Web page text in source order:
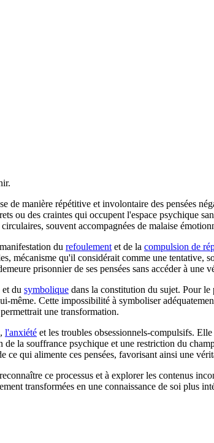
manière répétitive et involontaire des pensées
ou des craintes qui occupent l'espace psychique
souvent accompagnées de malaise
du refoulement et de la compulsion de
mécanisme qu'il considérait comme une tentative,
prisonnier de ses pensées sans accéder à une
du symbolique dans la constitution du sujet. Pour le
même. Cette impossibilité à symboliser
une transformation.
, l'anxiété et les troubles obsessionnels-compulsifs.
la souffrance psychique et une restriction du
qui alimente ces pensées, favorisant ainsi une
ce processus et à explorer les contenus
transformées en une connaissance de soi plus